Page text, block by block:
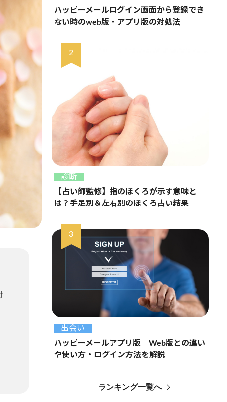
ハッピーメールログイン画面から登録でき
ない時のweb版・アプリ版の対処法
診断
【占い師監修】指のほくろが示す意味と
は？手足別＆左右別のほくろ占い結果
出会い
ハッピーメールアプリ版｜Web版との違い
や使い方・ログイン方法を解説
ランキング一覧へ